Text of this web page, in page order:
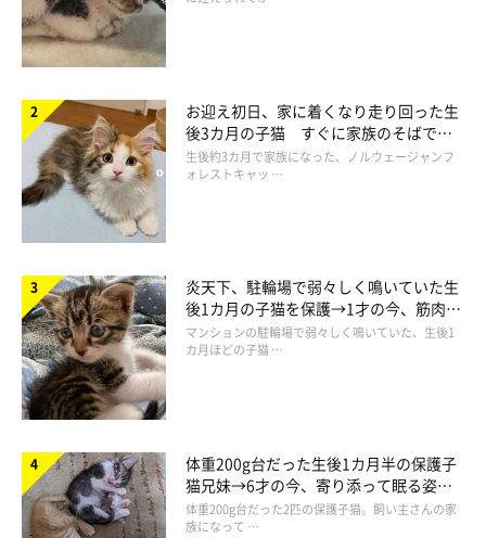
お迎え初日、家に着くなり走り回った生
後3カ月の子猫 すぐに家族のそばで落
ち着く姿に「迎えてよかった」
生後約3カ月で家族になった、ノルウェージャンフ
ォレストキャッ …
炎天下、駐輪場で弱々しく鳴いていた生
後1カ月の子猫を保護→1才の今、筋肉質
でツンデレなコに成長
マンションの駐輪場で弱々しく鳴いていた、生後1
カ月ほどの子猫 …
体重200g台だった生後1カ月半の保護子
猫兄妹→6才の今、寄り添って眠る姿に
ほっこり！
体重200g台だった2匹の保護子猫。飼い主さんの家
族になって …